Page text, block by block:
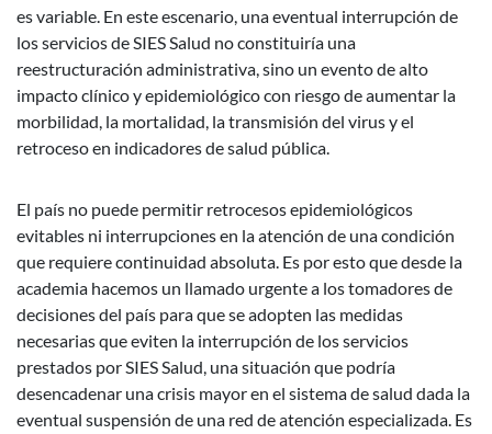
es variable. En este escenario, una eventual interrupción de
los servicios de SIES Salud no constituiría una
reestructuración administrativa, sino un evento de alto
impacto clínico y epidemiológico con riesgo de aumentar la
morbilidad, la mortalidad, la transmisión del virus y el
retroceso en indicadores de salud pública.
El país no puede permitir retrocesos epidemiológicos
evitables ni interrupciones en la atención de una condición
que requiere continuidad absoluta. Es por esto que desde la
academia hacemos un llamado urgente a los tomadores de
decisiones del país para que se adopten las medidas
necesarias que eviten la interrupción de los servicios
prestados por SIES Salud, una situación que podría
desencadenar una crisis mayor en el sistema de salud dada la
eventual suspensión de una red de atención especializada. Es